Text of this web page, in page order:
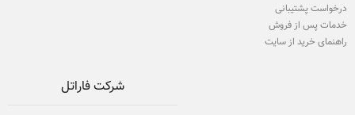
درخواست پشتیبانی
خدمات پس از فروش
راهنمای خرید از سایت
شرکت فاراتل